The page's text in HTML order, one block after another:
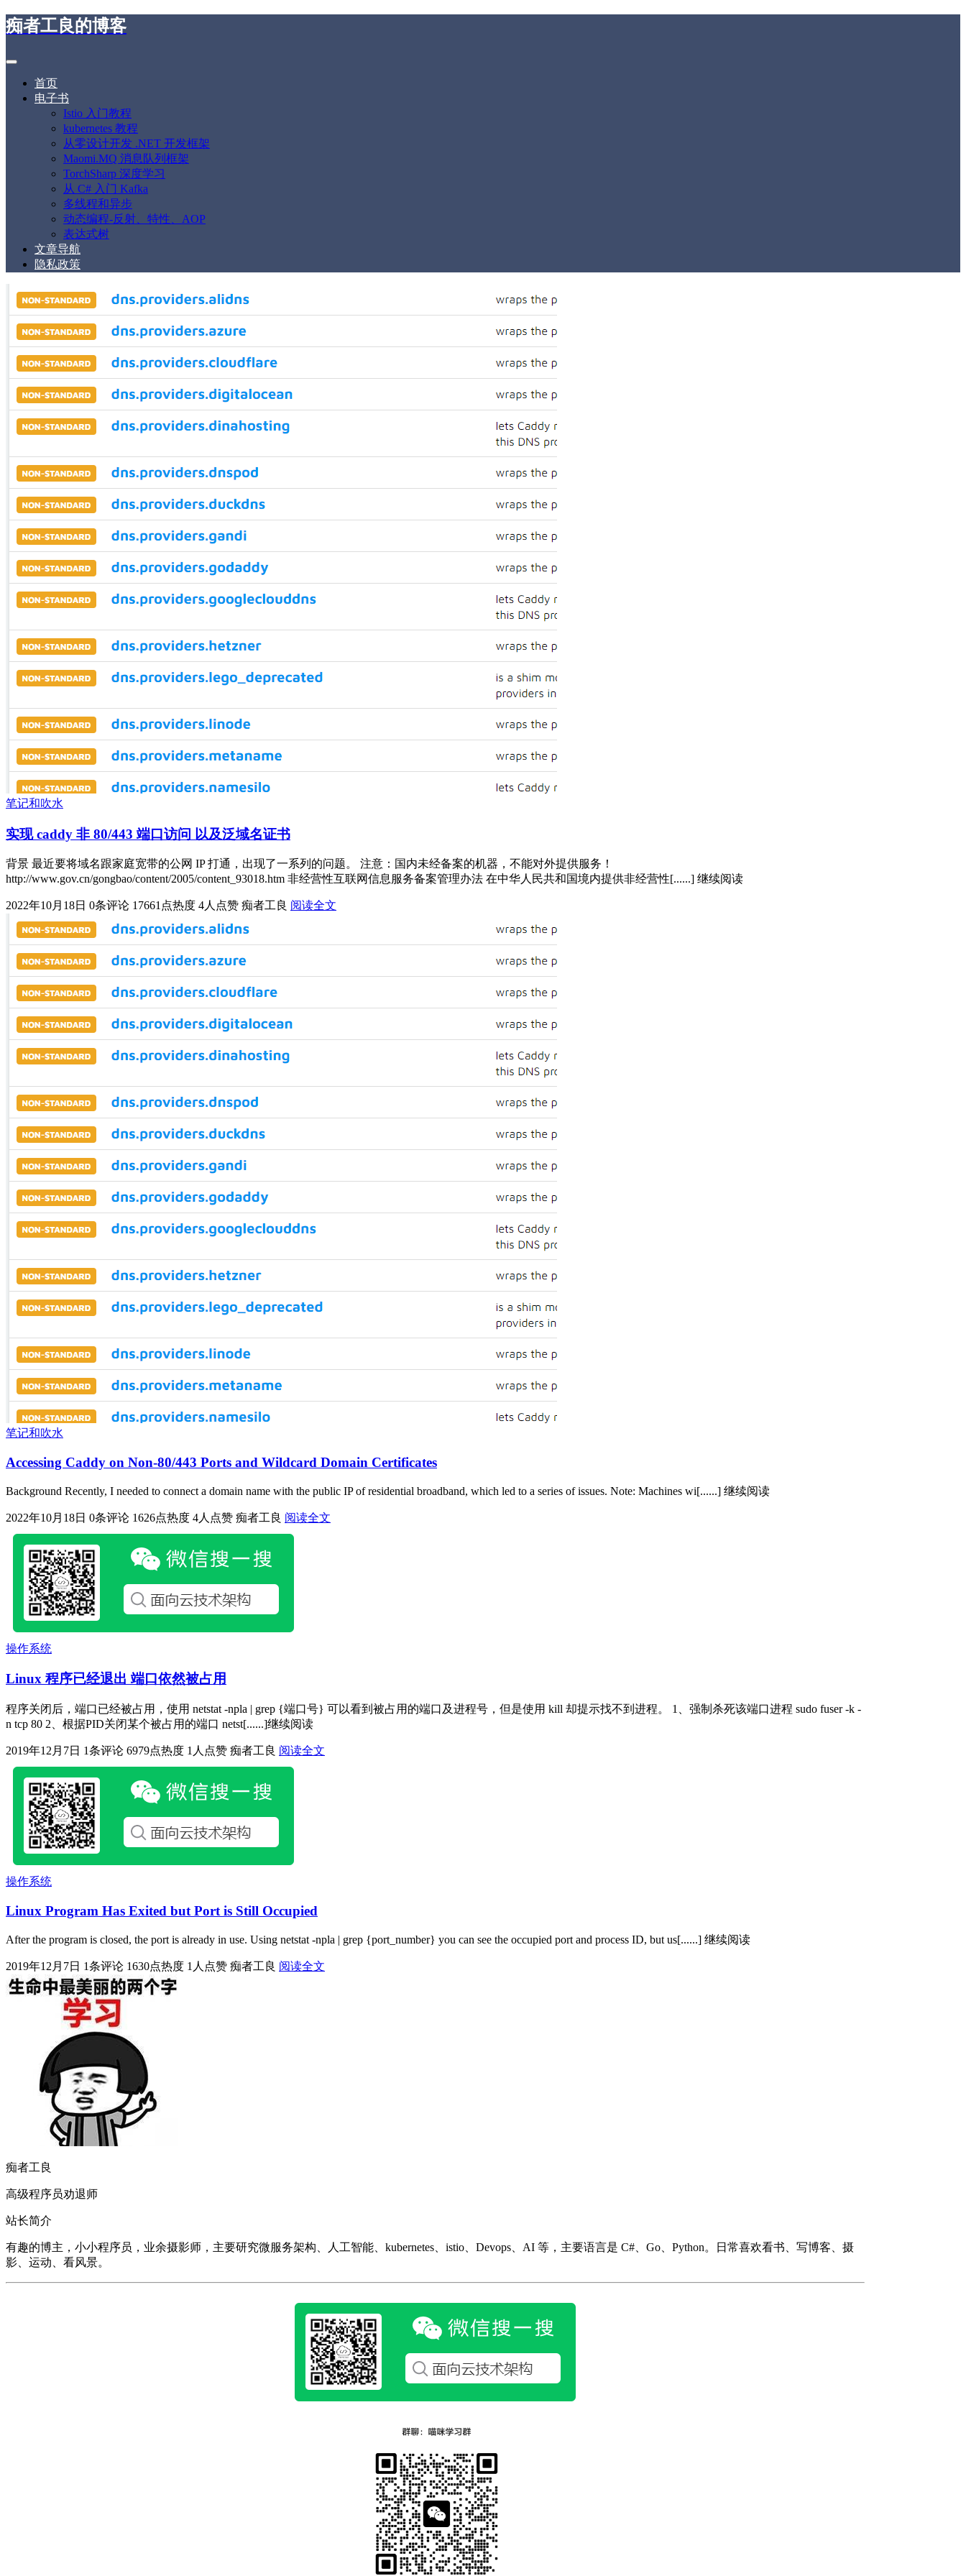
痴者工良的博客
首页
电子书
Istio 入门教程
kubernetes 教程
从零设计开发 .NET 开发框架
Maomi.MQ 消息队列框架
TorchSharp 深度学习
从 C# 入门 Kafka
多线程和异步
动态编程-反射、特性、AOP
表达式树
文章导航
隐私政策
笔记和吹水
实现 caddy 非 80/443 端口访问 以及泛域名证书
背景 最近要将域名跟家庭宽带的公网 IP 打通，出现了一系列的问题。 注意：国内未经备案的机器，不能对外提供服务！
http://www.gov.cn/gongbao/content/2005/content_93018.htm 非经营性互联网信息服务备案管理办法 在中华人民共和国境内提供非经营性[......] 继续阅读
2022年10月18日 0条评论 17661点热度 4人点赞 痴者工良 阅读全文
笔记和吹水
Accessing Caddy on Non-80/443 Ports and Wildcard Domain Certificates
Background Recently, I needed to connect a domain name with the public IP of residential broadband, which led to a series of issues. Note: Machines wi[......] 继续阅读
2022年10月18日 0条评论 1626点热度 4人点赞 痴者工良 阅读全文
操作系统
Linux 程序已经退出 端口依然被占用
程序关闭后，端口已经被占用，使用 netstat -npla | grep {端口号} 可以看到被占用的端口及进程号，但是使用 kill 却提示找不到进程。 1、强制杀死该端口进程 sudo fuser -k -
n tcp 80 2、根据PID关闭某个被占用的端口 netst[......]继续阅读
2019年12月7日 1条评论 6979点热度 1人点赞 痴者工良 阅读全文
操作系统
Linux Program Has Exited but Port is Still Occupied
After the program is closed, the port is already in use. Using netstat -npla | grep {port_number} you can see the occupied port and process ID, but us[......] 继续阅读
2019年12月7日 1条评论 1630点热度 1人点赞 痴者工良 阅读全文
痴者工良
高级程序员劝退师
站长简介
有趣的博主，小小程序员，业余摄影师，主要研究微服务架构、人工智能、kubernetes、istio、Devops、AI 等，主要语言是 C#、Go、Python。日常喜欢看书、写博客、摄
影、运动、看风景。